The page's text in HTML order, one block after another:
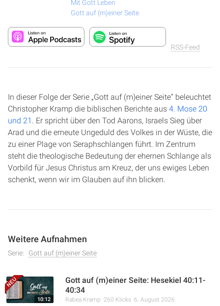
Mit Gott Leben
Gott auf (m)einer Seite
RSS-Feed
In dieser Folge der Serie „Gott auf (m)einer Seite“ beleuchtet
Christopher Kramp die biblischen Berichte aus 4. Mose 20
und 21 . Er spricht über den Tod Aarons, Israels Sieg über
Arad und die erneute Ungeduld des Volkes in der Wüste, die
zu einer Plage von Seraphschlangen führt. Im Zentrum
steht die theologische Bedeutung der ehernen Schlange als
Vorbild für Jesus Christus am Kreuz, der uns ewiges Leben
schenkt, wenn wir im Glauben auf ihn blicken.
Weitere Aufnahmen
Serie: Gott auf (m)einer Seite
10:12
Gott auf (m)einer Seite: Hesekiel 40:11-
40:34
Rabea Kramp 260 Klicks 6. August 2026